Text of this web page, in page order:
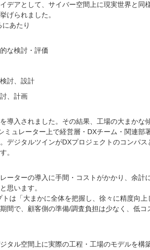
デアとして、サイバー空間上に現実世界と同
げられました。
あたり
な検討・評価
討、設計
、計画
導入されました。その結果、工場の大まかな
ミュレーター上で経営層・DXチーム・関連部
デジタルツインがDXプロジェクトのコンパ
。
ーターの導入に手間・コストがかかり、余計
思います。
は「大まかに全体を把握し、徐々に精度向
間で、顧客側の準備/調査負担は少なく、低
タル空間上に実際の工程・工場のモデルを構